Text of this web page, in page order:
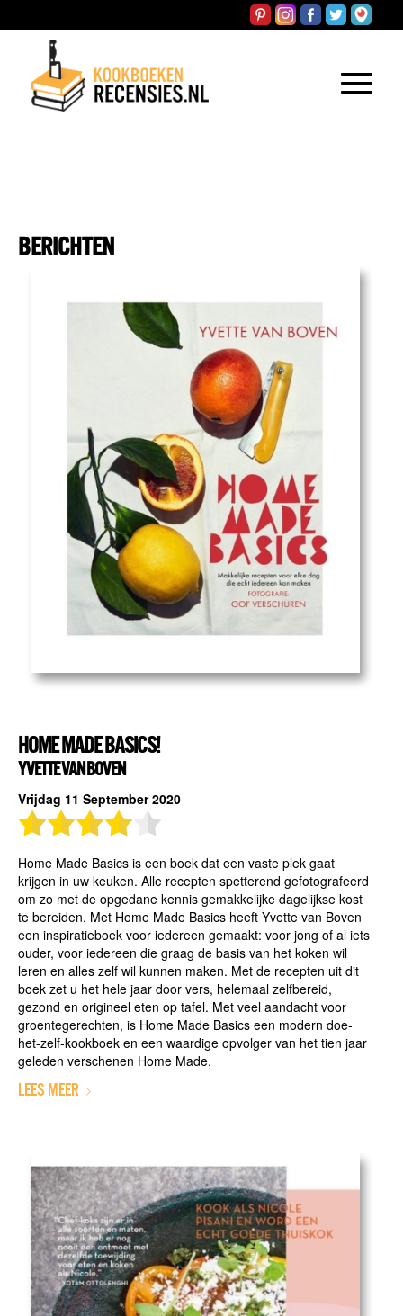
BERICHTEN
HOME MADE BASICS!
YVETTE VAN BOVEN
Vrijdag 11 September 2020
Home Made Basics is een boek dat een vaste plek gaat
krijgen in uw keuken. Alle recepten spetterend gefotografeerd
om zo met de opgedane kennis gemakkelijke dagelijkse kost
te bereiden. Met Home Made Basics heeft Yvette van Boven
een inspiratieboek voor iedereen gemaakt: voor jong of al iets
ouder, voor iedereen die graag de basis van het koken wil
leren en alles zelf wil kunnen maken. Met de recepten uit dit
boek zet u het hele jaar door vers, helemaal zelfbereid,
gezond en origineel eten op tafel. Met veel aandacht voor
groentegerechten, is Home Made Basics een modern doe-
het-zelf-kookboek en een waardige opvolger van het tien jaar
geleden verschenen Home Made.
LEES MEER